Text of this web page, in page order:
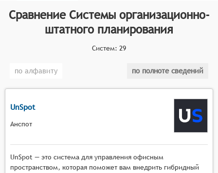
оптимизации расходов на рабочую силу и
предотвращению возможных проблем в организации
относятся к категории HR-технологий (программ и
они играют ключевую роль в развитии современного
бизнеса.
Классификатор программных продуктов Соваре
определяет конкретные функциональные критерии
для систем. Для того чтобы соответствовать
функциональные возможности:
Сравнение Системы организационно-
штатного планирования
Систем: 29
по алфавиту по полноте сведений
UnSpot
Анспот
UnSpot — это система для управления офисным
пространством, которая поможет вам внедрить гибридный